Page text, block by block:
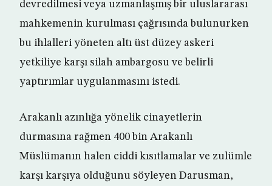
devredilmesi veya uzmanlaşmış bir uluslararası
mahkemenin kurulması çağrısında bulunurken
bu ihlalleri yöneten altı üst düzey askeri
yetkiliye karşı silah ambargosu ve belirli
yaptırımlar uygulanmasını istedi.
Arakanlı azınlığa yönelik cinayetlerin
durmasına rağmen 400 bin Arakanlı
Müslümanın halen ciddi kısıtlamalar ve zulümle
karşı karşıya olduğunu söyleyen Darusman,